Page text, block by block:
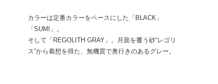
カラーは定番カラーをベースにした「BLACK」
「SUMI」。
そして「REGOLITH GRAY」。月面を覆う砂“レゴリ
ス”から着想を得た、無機質で奥行きのあるグレー。